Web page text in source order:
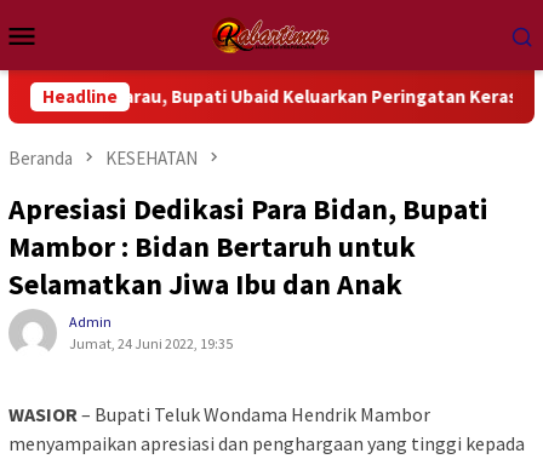
ke
kontenMobile
Headline
Kemarau, Bupati Ubaid Keluarkan Peringatan Keras
Beranda KESEHATAN
Apresiasi Dedikasi Para Bidan, Bupati
Mambor : Bidan Bertaruh untuk
Selamatkan Jiwa Ibu dan Anak
Admin
Jumat, 24 Juni 2022, 19:35
WASIOR– Bupati Teluk Wondama Hendrik Mambor
menyampaikan apresiasi dan penghargaan yang tinggi kepada